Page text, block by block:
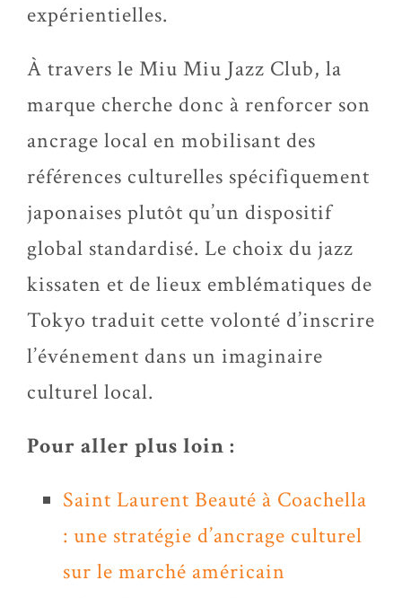
expérientielles.
À travers le Miu Miu Jazz Club, la
marque cherche donc à renforcer son
ancrage local en mobilisant des
références culturelles spécifiquement
japonaises plutôt qu’un dispositif
global standardisé. Le choix du jazz
kissaten et de lieux emblématiques de
Tokyo traduit cette volonté d’inscrire
l’événement dans un imaginaire
culturel local.
Pour aller plus loin :
Saint Laurent Beauté à Coachella
: une stratégie d’ancrage culturel
sur le marché américain